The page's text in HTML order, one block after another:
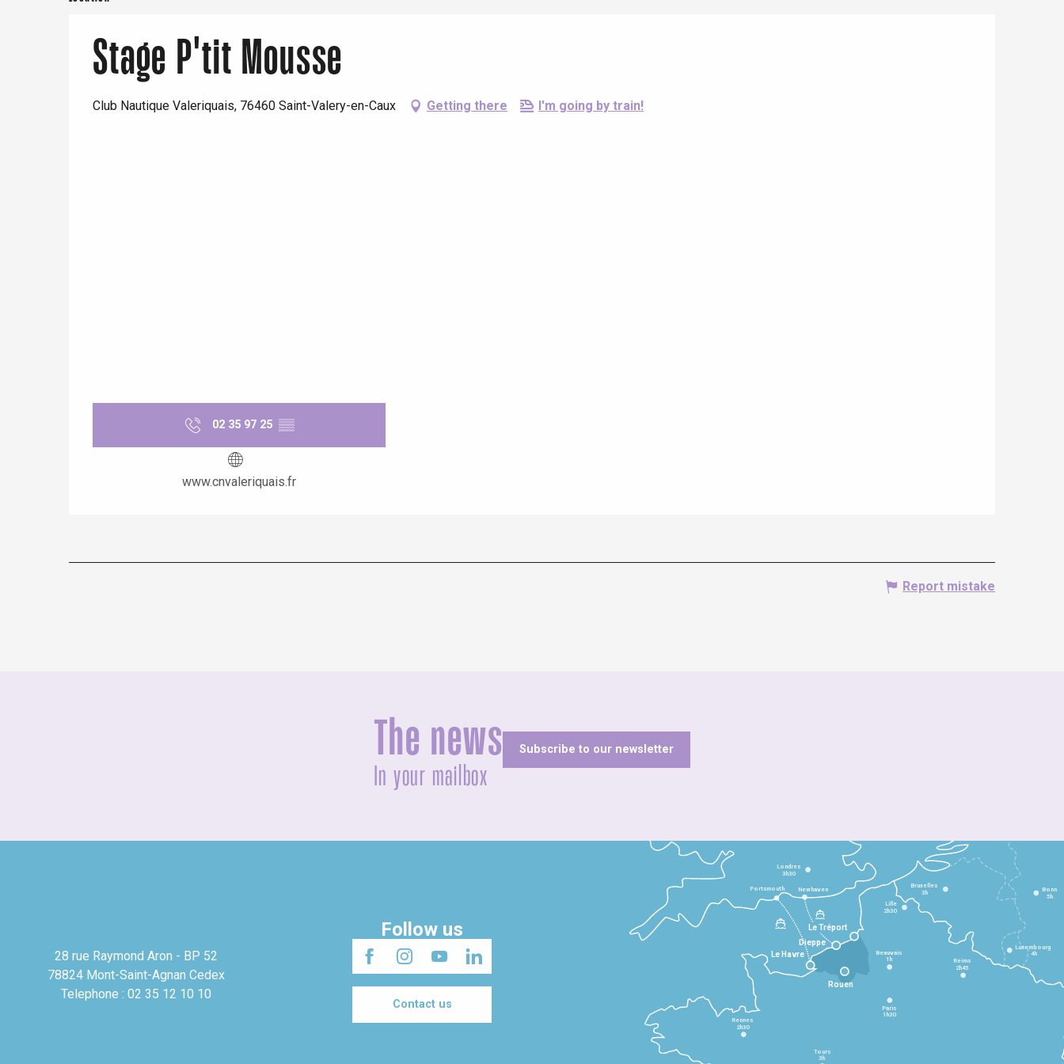
Stage P'tit Mousse
Club Nautique Valeriquais, 76460 Saint-Valery-en-Caux Getting there I'm going by train!
02 35 97 25 ▒▒
www.cnvaleriquais.fr
Report mistake
The news
In your mailbox
Subscribe to our newsletter
28 rue Raymond Aron - BP 52
78824 Mont-Saint-Agnan Cedex
Telephone : 02 35 12 10 10
Follow us
Contact us
Le Havre
Dieppe
Le Tréport
Rennes
2h30
Tours
3h
Paris
1h30
Beauvais
1h Reims
2h45
Lille
2h30
Bruxelles
3h
Londres
3h30
Newhaven
Portsmouth Bonn
5h
Luxembourg
4h
Rouen